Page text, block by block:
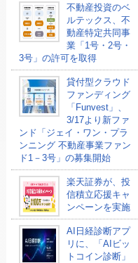
不動産投資のベ
ルテックス、不
動産特定共同事
業「1号・2号・
3号」の許可を取得
貸付型クラウド
ファンディング
「Funvest」、
3/17より新ファ
ンド「ジェイ・ワン・プラ
ンニング 不動産事業ファン
ド1－3号」の募集開始
楽天証券が、投
信積立応援キャ
ンペーンを実施
AI日経診断アプ
リに、「AIビッ
トコイン診断」